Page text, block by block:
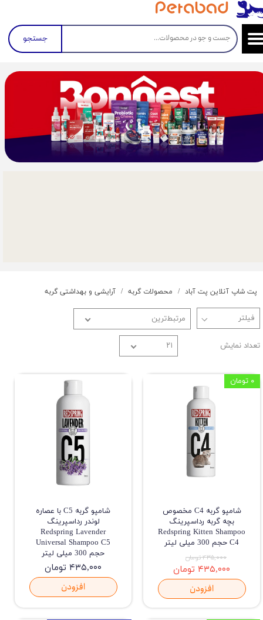
جستجو
پت شاپ آنلاین پت آباد محصولات گربه آرایشی و بهداشتی گربه
مرتبط‌ترین
تعداد نمایش ۲۱
شامپو گربه C4 مخصوص
بچه گربه رداسپرینگ
Redspring Kitten Shampoo
C4 حجم 300 میلی لیتر
۴۳۵,۰۰۰ تومان
۴۳۵,۰۰۰ تومان
افزودن
۰ تومان
شامپو گربه C5 با عصاره
لوندر رداسپرینگ
Redspring Lavender
Universal Shampoo C5
حجم 300 میلی لیتر
۴۳۵,۰۰۰ تومان
افزودن